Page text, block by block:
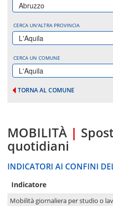
Abruzzo
CERCA UN'ALTRA PROVINCIA
L'Aquila
CERCA UN COMUNE
L'Aquila
TORNA AL COMUNE
MOBILITÀ |
quotidiani
INDICATORI AI CONFINI
Indicatore
Mobilità giornaliera per studio o